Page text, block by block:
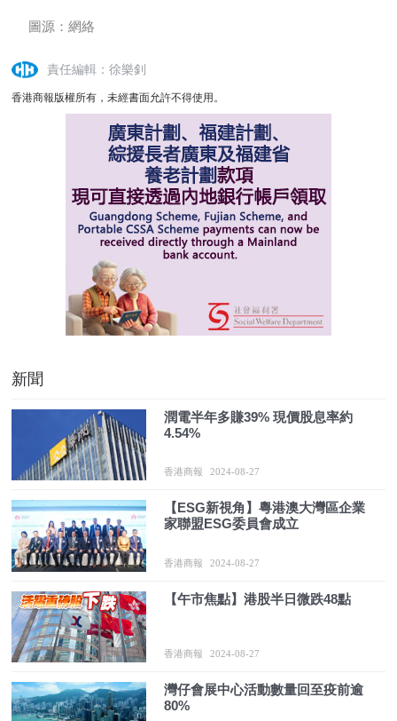
圖源：網絡
責任編輯：徐樂釗
香港商報版權所有，未經書面允許不得使用。
新聞
潤電半年多賺39% 現價股息率約
4.54%
香港商報 2024-08-27
【ESG新視角】粵港澳大灣區企業
家聯盟ESG委員會成立
香港商報 2024-08-27
【午市焦點】港股半日微跌48點
香港商報 2024-08-27
灣仔會展中心活動數量回至疫前逾
80%